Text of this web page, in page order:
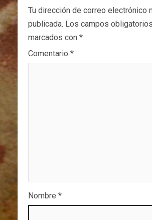
Tu dirección de correo electrónico
publicada. Los campos
marcados con *
Comentario *
Nombre *